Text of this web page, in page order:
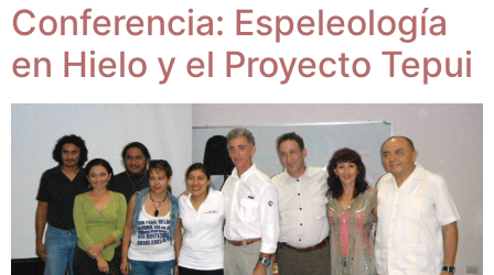
Conferencia: Espeleología
en Hielo y el Proyecto Tepui